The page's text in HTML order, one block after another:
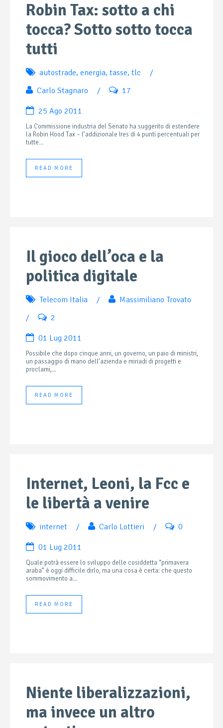
Robin Tax: sotto a chi
tocca? Sotto sotto tocca
tutti
autostrade, energia, tasse, tlc
/
Carlo Stagnaro
/ 17
25 Ago 2011
La Commissione industria del Senato ha suggerito di estendere
la Robin Hood Tax – l’addizionale Ires di 4 punti percentuali per
tutte...
READ MORE
Il gioco dell’oca e la
politica digitale
Telecom Italia /
Massimiliano Trovato
/
2
01 Lug 2011
Possibile che dopo cinque anni, un governo, un paio di ministri,
un passaggio di mano dell’azienda e miriadi di progetti e
proclami,...
READ MORE
Internet, Leoni, la Fcc e
le libertà a venire
internet / Carlo Lottieri / 0
01 Lug 2011
Quale potrà essere lo sviluppo delle cosiddetta “primavera
araba” è oggi difficile dirlo, ma una cosa è certa: che questo
sommovimento a...
READ MORE
Niente liberalizzazioni,
ma invece un altro